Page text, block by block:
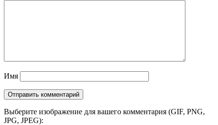
Имя
Выберите изображение для вашего комментария (GIF, PNG,
JPG, JPEG):